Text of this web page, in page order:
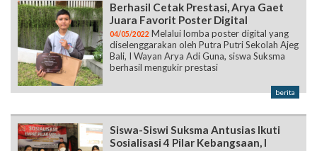
Berhasil Cetak Prestasi, Arya Gaet
Juara Favorit Poster Digital
04/05/2022 Melalui lomba poster digital yang
diselenggarakan oleh Putra Putri Sekolah Ajeg
Bali, I Wayan Arya Adi Guna, siswa Suksma
berhasil mengukir prestasi
berita
Siswa-Siswi Suksma Antusias Ikuti
Sosialisasi 4 Pilar Kebangsaan, I